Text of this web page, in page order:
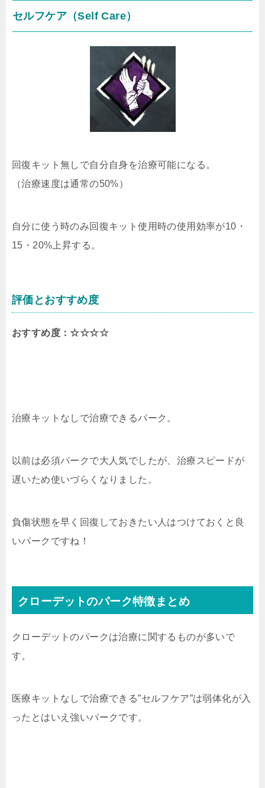
セルフケア（Self Care）
回復キット無しで自分自身を治療可能になる。
（治療速度は通常の50%）
自分に使う時のみ回復キット使用時の使用効率が10・
15・20%上昇する。
評価とおすすめ度
おすすめ度：☆☆☆☆
治療キットなしで治療できるパーク。
以前は必須パークで大人気でしたが、治療スピードが
遅いため使いづらくなりました。
負傷状態を早く回復しておきたい人はつけておくと良
いパークですね！
クローデットのパーク特徴まとめ
クローデットのパークは治療に関するものが多いで
す。
医療キットなしで治療できる”セルフケア”は弱体化が入
ったとはいえ強いパークです。